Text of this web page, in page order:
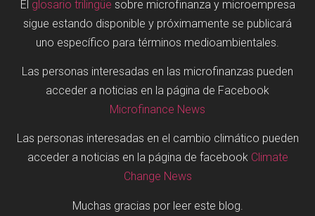
El glosario trilingüe sobre microfinanza y microempresa
sigue estando disponible y próximamente se publicará
uno específico para términos medioambientales.
Las personas interesadas en las microfinanzas pueden
acceder a noticias en la página de Facebook
Microfinance News
Las personas interesadas en el cambio climático pueden
acceder a noticias en la página de facebook Climate
Change News
Muchas gracias por leer este blog.